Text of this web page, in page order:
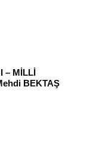
– MİLLİ
BEKTAŞ